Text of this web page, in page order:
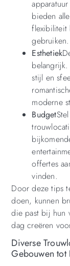
bieden
flexibiliteit
gebruiken.
Esthetiek
stijl en
moderne
Budget
offertes
vinden.
Door deze tips
doen, kunnen
die past bij hun
dag creëren
Diverse
Gebouwen